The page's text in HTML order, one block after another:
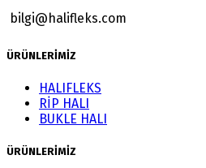
bilgi@halifleks.com
ÜRÜNLERİMİZ
HALIFLEKS
RİP HALI
BUKLE HALI
ÜRÜNLERİMİZ